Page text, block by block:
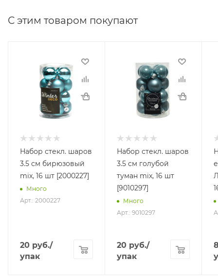
С этим товаром покупают
Набор стекл. шаров
3.5 см бирюзовый
mix, 16 шт [2000227]
Много
Арт.: 2000227
20 руб./
упак
Набор стекл. шаров
3.5 см голубой
туман mix, 16 шт
[9010297]
Много
Арт.: 9010297
20 руб./
упак